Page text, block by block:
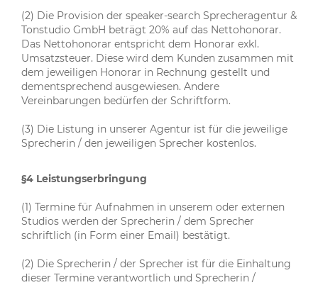
(2) Die Provision der speaker-search Sprecheragentur &
Tonstudio GmbH beträgt 20% auf das Nettohonorar.
Das Nettohonorar entspricht dem Honorar exkl.
Umsatzsteuer. Diese wird dem Kunden zusammen mit
dem jeweiligen Honorar in Rechnung gestellt und
dementsprechend ausgewiesen. Andere
Vereinbarungen bedürfen der Schriftform.
(3) Die Listung in unserer Agentur ist für die jeweilige
Sprecherin / den jeweiligen Sprecher kostenlos.
§4 Leistungserbringung
(1) Termine für Aufnahmen in unserem oder externen
Studios werden der Sprecherin / dem Sprecher
schriftlich (in Form einer Email) bestätigt.
(2) Die Sprecherin / der Sprecher ist für die Einhaltung
dieser Termine verantwortlich und Sprecherin /